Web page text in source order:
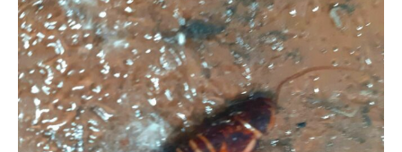
blatta
australiana